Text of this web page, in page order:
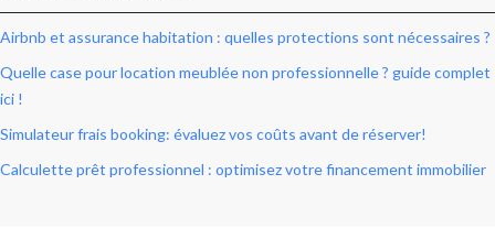
Airbnb et assurance habitation : quelles protections sont nécessaires ?
Quelle case pour location meublée non professionnelle ? guide complet
ici !
Simulateur frais booking: évaluez vos coûts avant de réserver!
Calculette prêt professionnel : optimisez votre financement immobilier